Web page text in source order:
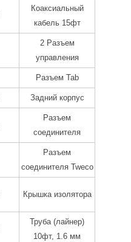
Коаксиальный
кабель 15фт
2 Разъем
управления
Разъем Tab
Задний корпус
Разъем
соединителя
Разъем
соединителя Tweco
Крышка изолятора
Труба (лайнер)
10фт, 1.6 мм